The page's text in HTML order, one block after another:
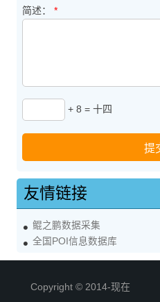
简述： *
+ 8 = 十四
友情链接
鲲之鹏数据采集
全国POI信息数据库
Copyright © 2014-现在